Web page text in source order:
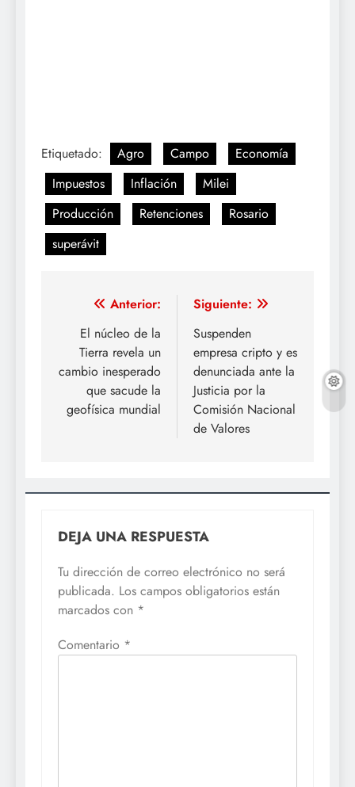
Etiquetado: Agro Campo
Economía
Impuestos
Inflación
Milei
Producción
Retenciones
Rosario
superávit
Navegación
entradas
Anterior:
El núcleo de la
Tierra revela un
cambio inesperado
que sacude la
geofísica mundial
Siguiente:
Suspenden
empresa cripto y es
denunciada ante la
Justicia por la
Comisión Nacional
de Valores
DEJA UNA RESPUESTA
Tu dirección de correo electrónico no será
publicada. Los campos obligatorios están
marcados con *
Comentario *